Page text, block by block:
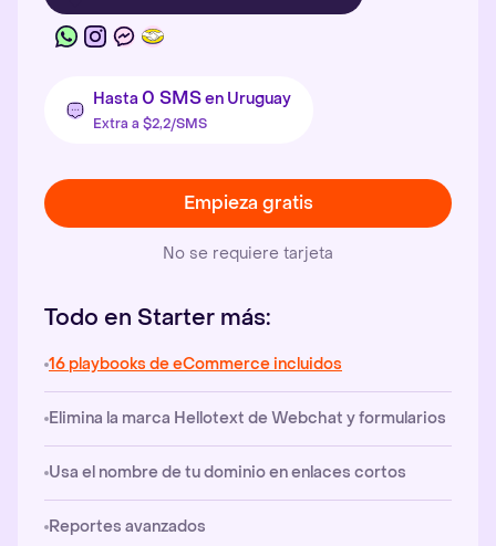
Hasta 0 SMSen Uruguay
Extra a $2,2/SMS
Empieza gratis
No se requiere tarjeta
Todo en Starter más:
16 playbooks de eCommerce incluidos
Elimina la marca Hellotext de Webchat y formularios
Usa el nombre de tu dominio en enlaces cortos
Reportes avanzados